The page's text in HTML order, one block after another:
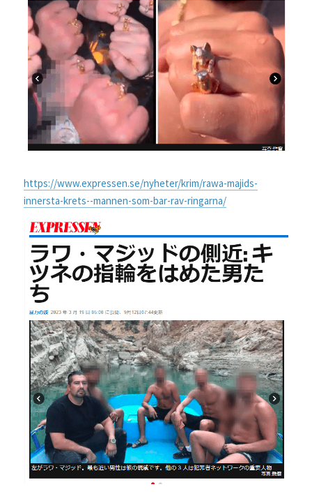
https://www.expressen.se/nyheter/krim/rawa-majids-
innersta-krets--mannen-som-bar-rav-ringarna/